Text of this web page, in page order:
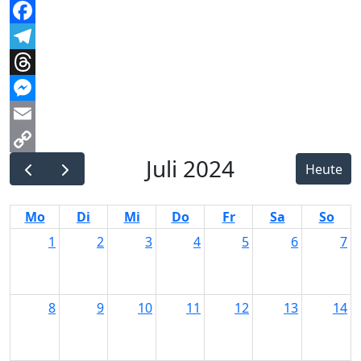
WhatsApp
Facebook
Telegram
Threads
Messenger
Email
Copy
Link
Juli 2024 Heute
Mo Di Mi Do Fr Sa
So
1
2 3 4 5 6 7
8 9 10 11 12 13 14